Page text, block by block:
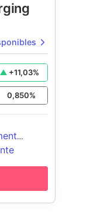
+11,03%
0,850%